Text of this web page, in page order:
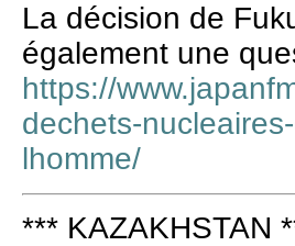
La décision de
également une
https://
dechets-
lhomme/
*** KAZAKHSTAN